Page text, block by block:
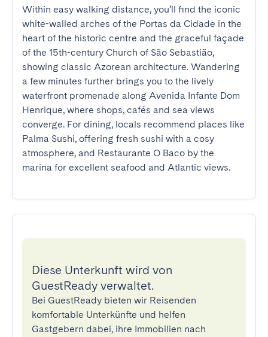
Within easy walking distance, you’ll find the iconic
white-walled arches of the Portas da Cidade in the
heart of the historic centre and the graceful façade
of the 15th-century Church of São Sebastião,
showing classic Azorean architecture. Wandering
a few minutes further brings you to the lively
waterfront promenade along Avenida Infante Dom
Henrique, where shops, cafés and sea views
converge. For dining, locals recommend places like
Palma Sushi, offering fresh sushi with a cosy
atmosphere, and Restaurante O Baco by the
marina for excellent seafood and Atlantic views.
Diese Unterkunft wird von
GuestReady verwaltet.
Bei GuestReady bieten wir Reisenden
komfortable Unterkünfte und helfen
Gastgebern dabei, ihre Immobilien nach